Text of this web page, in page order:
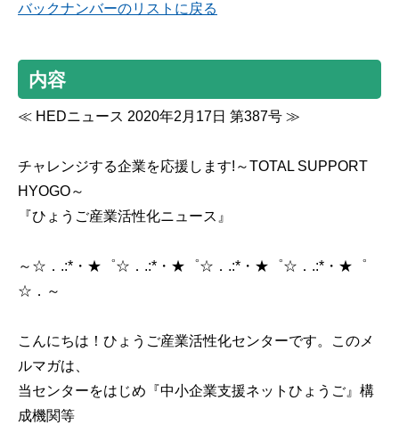
バックナンバーのリストに戻る
内容
≪ HEDニュース 2020年2月17日 第387号 ≫
チャレンジする企業を応援します!～TOTAL SUPPORT
HYOGO～
『ひょうご産業活性化ニュース』
～☆．.:*・★゜☆．.:*・★゜☆．.:*・★゜☆．.:*・★゜
☆．～
こんにちは！ひょうご産業活性化センターです。このメ
ルマガは、
当センターをはじめ『中小企業支援ネットひょうご』構
成機関等